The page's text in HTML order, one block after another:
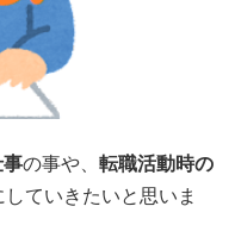
事の事や、 転職活動時の
ていきたいと思いま